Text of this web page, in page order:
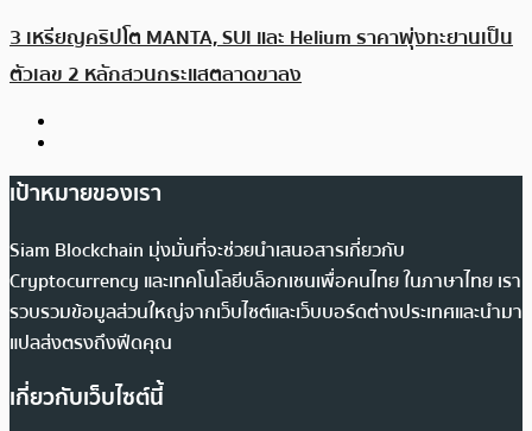
3 เหรียญคริปโต MANTA, SUI และ Helium ราคาพุ่งทะยานเป็น
ตัวเลข 2 หลักสวนกระแสตลาดขาลง
เป้าหมายของเรา
Siam Blockchain มุ่งมั่นที่จะช่วยนำเสนอสารเกี่ยวกับ
Cryptocurrency และเทคโนโลยีบล็อกเชนเพื่อคนไทย ในภาษาไทย เรา
รวบรวมข้อมูลส่วนใหญ่จากเว็บไซต์และเว็บบอร์ดต่างประเทศและนำมา
แปลส่งตรงถึงฟีดคุณ
เกี่ยวกับเว็บไซต์นี้